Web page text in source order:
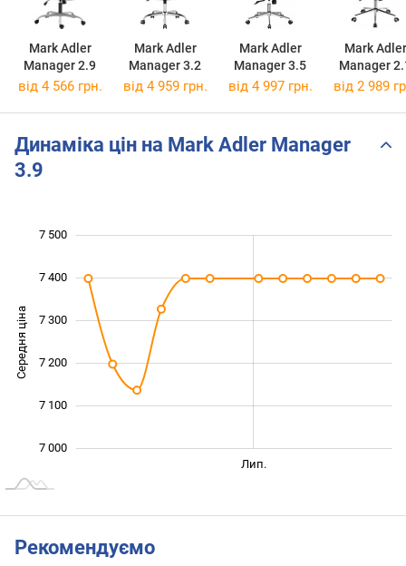
Mark Adler
Manager 2.9
Mark Adler
Manager 3.2
Mark Adler
Manager 3.5
Mark Adler
Manager
від 4 566 грн. від 4 959 грн. від 4 997 грн. від 2 989
Динаміка цін на Mark Adler Manager
3.9
Середня ціна
7 000
7 100
7 200
7 300
7 400
7 500
Лип.
Рекомендуємо